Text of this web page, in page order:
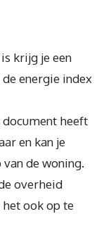
krijg je een
energie index
heeft
en kan je
de woning.
overheid
ook op te